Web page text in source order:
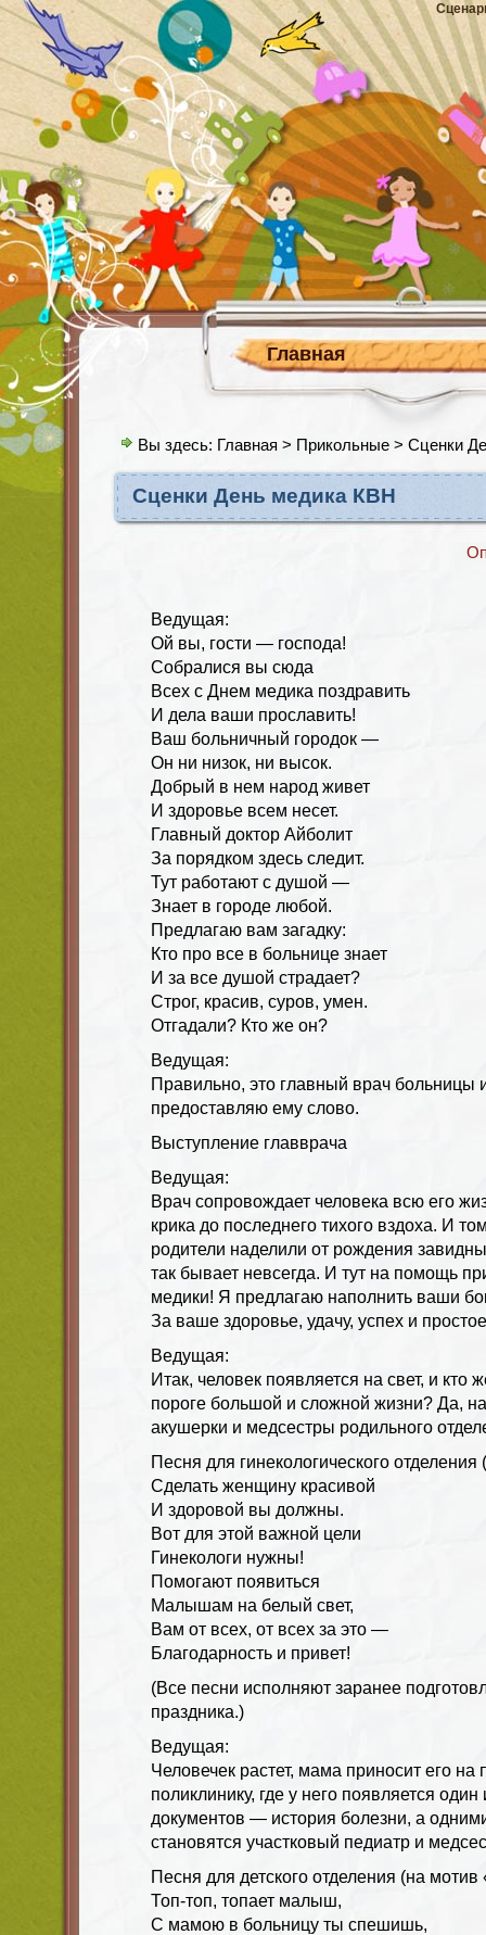
Главная
Вы здесь: Главная > Прикольные > Сценки
Сценки День медика КВН
Ведущая:
Ой вы, гости — господа!
Собралися вы сюда
Всех с Днем медика поздравить
И дела ваши прославить!
Ваш больничный городок —
Он ни низок, ни высок.
Добрый в нем народ живет
И здоровье всем несет.
Главный доктор Айболит
За порядком здесь следит.
Тут работают с душой —
Знает в городе любой.
Предлагаю вам загадку:
Кто про все в больнице знает
И за все душой страдает?
Строг, красив, суров, умен.
Отгадали? Кто же он?
Ведущая:
Правильно, это главный врач больницы
предоставляю ему слово.
Выступление главврача
Ведущая:
Врач сопровождает человека всю его
крика до последнего тихого вздоха. И
родители наделили от рождения
так бывает невсегда. И тут на помощь
медики! Я предлагаю наполнить ваши
За ваше здоровье, удачу, успех и
Ведущая:
Итак, человек появляется на свет, и кто
пороге большой и сложной жизни? Да,
акушерки и медсестры родильного
Песня для гинекологического
Сделать женщину красивой
И здоровой вы должны.
Вот для этой важной цели
Гинекологи нужны!
Помогают появиться
Малышам на белый свет,
Вам от всех, от всех за это —
Благодарность и привет!
(Все песни исполняют заранее
праздника.)
Ведущая:
Человечек растет, мама приносит его на
поликлинику, где у него появляется
документов — история болезни, а
становятся участковый педиатр и
Песня для детского отделения (на
Топ-топ, топает малыш,
С мамою в больницу ты спешишь,